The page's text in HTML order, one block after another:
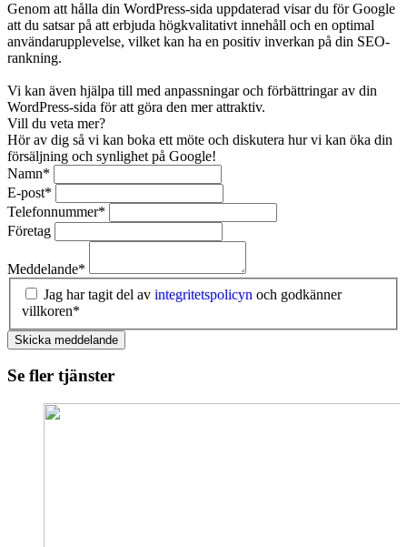
Genom att hålla din WordPress-sida uppdaterad visar du för Google
att du satsar på att erbjuda högkvalitativt innehåll och en optimal
användarupplevelse, vilket kan ha en positiv inverkan på din SEO-
rankning.
Vi kan även hjälpa till med anpassningar och förbättringar av din
WordPress-sida för att göra den mer attraktiv.
Vill du veta mer?
Hör av dig så vi kan boka ett möte och diskutera hur vi kan öka din
försäljning och synlighet på Google!
Namn*
E-post*
Telefonnummer*
Företag
Meddelande*
Jag har tagit del av integritetspolicyn och godkänner
villkoren*
Skicka meddelande
Se fler tjänster